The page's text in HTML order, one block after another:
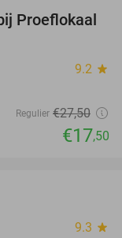
36%
Proeflokaal
9.2 star
Regulier €27,50
€17,50
9.3 star